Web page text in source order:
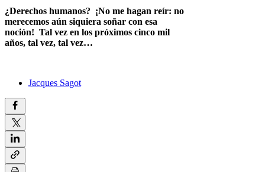
¿Derechos humanos? ¡No me hagan reír: no
merecemos aún siquiera soñar con esa
noción! Tal vez en los próximos cinco mil
años, tal vez, tal vez…
Jacques Sagot